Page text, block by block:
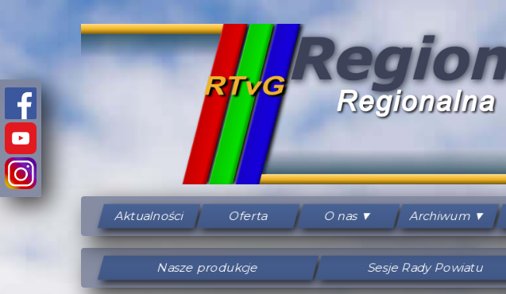
Aktualności Oferta O nas Archiwum
Nasze produkcje Sesje Rady Powiatu